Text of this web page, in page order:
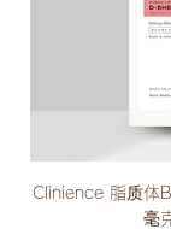
Clinience 脂质
毫